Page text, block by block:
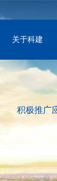
关于科建
积极推广